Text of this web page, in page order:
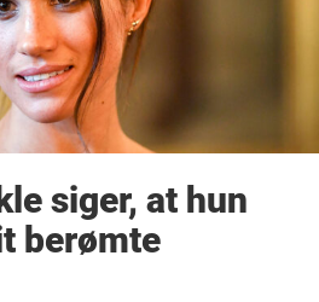
siger, at hun
berømte